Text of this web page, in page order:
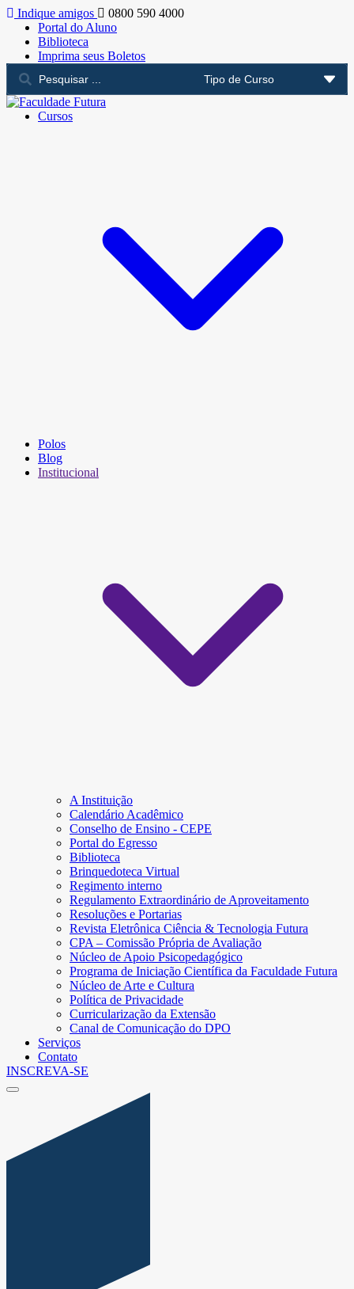
Indique amigos
0800 590 4000
Portal do Aluno
Biblioteca
Imprima seus Boletos
Cursos
Polos
Blog
Institucional
A Instituição
Calendário Acadêmico
Conselho de Ensino - CEPE
Portal do Egresso
Biblioteca
Brinquedoteca Virtual
Regimento interno
Regulamento Extraordinário de Aproveitamento
Resoluções e Portarias
Revista Eletrônica Ciência & Tecnologia Futura
CPA – Comissão Própria de Avaliação
Núcleo de Apoio Psicopedagógico
Programa de Iniciação Científica da Faculdade Futura
Núcleo de Arte e Cultura
Política de Privacidade
Curricularização da Extensão
Canal de Comunicação do DPO
Serviços
Contato
INSCREVA-SE